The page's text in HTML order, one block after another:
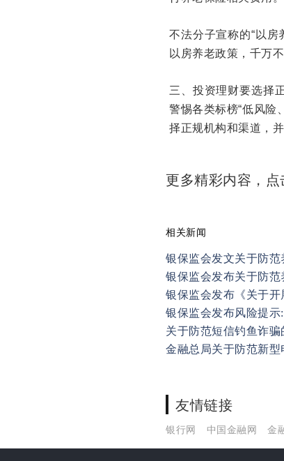
不法分子宣称的“以
以房养老政策，千万
三、投资理财要选择
警惕各类标榜“低风险
择正规机构和渠道，
更多精彩内容，点
相关新闻
银保监会发文关于防
银保监会发布关于防
银保监会发布《关于开
银保监会发布风险提示
关于防范短信钓鱼诈骗
金融总局关于防范新
友情链接
银行网 中国金融网 金